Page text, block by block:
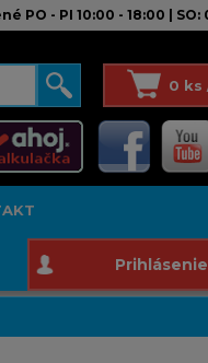
PO - PI 10:00 - 18:00 | SO:
0 ks
Prihlásenie